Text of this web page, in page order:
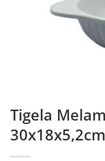
Tigela
30x18x5,2cm